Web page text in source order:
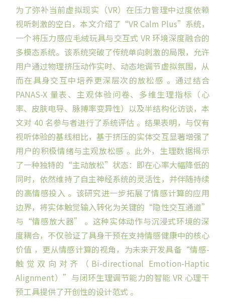
为了弥补当前虚拟现实（VR）在压力管理中过度依赖
视听刺激的空白，本文介绍了“VR Calm Plus”系统，
一个将压力感应毛绒玩具与交互式 VR 环境深度融合的
多模态系统。该系统突破了传统单向刺激的局限，允许
用户通过物理挤压动作实时、动态地调节虚拟氛围，从
而在具身交互中培养更深层次的放松感 。通过结合
PANAS-X 量表、主观体验问卷、多维生理指标（心
率、皮肤电导、脉搏率变异性）以及半结构化访谈，本
文对 40 名参与者进行了系统评估 。结果表明，与仅有
视听体验的基线相比，基于挤压的实体交互显著增强了
用户的积极情绪与主观放松感 。此外，生理数据揭示
了一种独特的“主动放松”状态：即在心率大幅降低的
同时，依然维持了自主神经系统的灵活性，并伴随持续
的高情感投入 。该研究进一步拓展了情感计算的应用
边界，将实体触觉输入转化为关键的“隐性交互通道”
与“情感放大器” 。这种实体动作与沉浸式环境的深
度耦合，不仅验证了具身干预在支持情感健康中的核心
价值 ，更从情感计算的视角，为未来开发具备“情感-
触觉双向对齐（Bi-directional Emotion-Haptic
Alignment）”与闭环生理调节能力的智能 VR 心理干
预工具提供了开创性的设计范式 。